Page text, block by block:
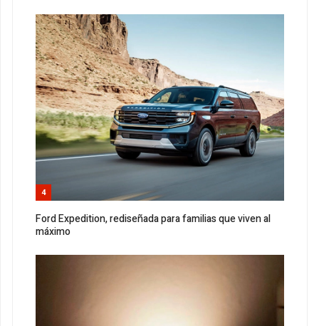
4
Ford Expedition, rediseñada para familias que viven al
máximo